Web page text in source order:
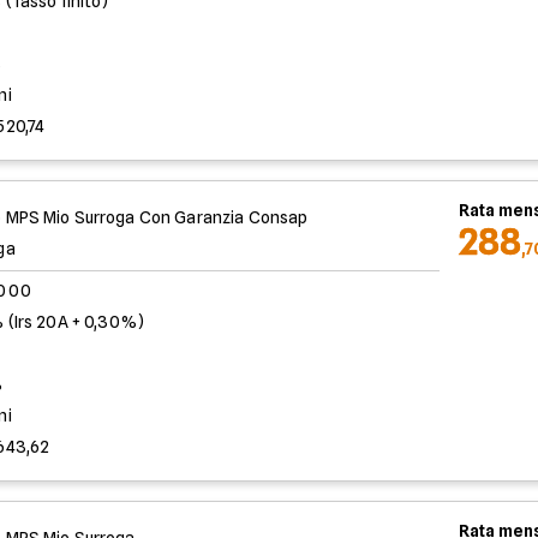
MPS Mio Surroga Con Garanzia Consap
(Irs 20A + 0,30%)
Rata
288
Rata